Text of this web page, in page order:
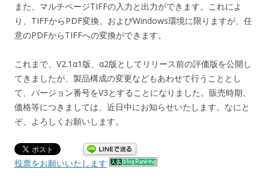
また、マルチページTIFFの入力と出力ができます。これによ
り、TIFFからPDF変換、およびWindows環境に限りますが、任
意のPDFからTIFFへの変換ができます。
これまで、V2.1α1版、α2版としてリリース前の評価版を公開し
てきましたが、製品構成の変更などもあわせて行うこととし
て、バージョン番号をV3とすることになりました。販売時期、
価格等につきましては、近日中にお知らせいたします。なにと
ぞ、よろしくお願いします。
投票をお願いいたします